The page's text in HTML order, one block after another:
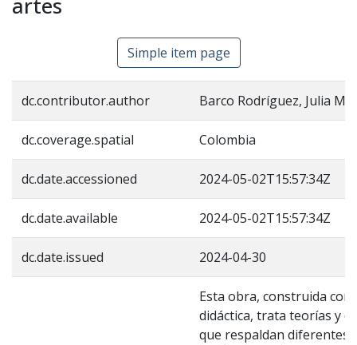
Simple item page
dc.contributor.author Barco Rodríguez, Julia
dc.coverage.spatial Colombia
dc.date.accessioned 2024-05-02T15:57:34Z
dc.date.available 2024-05-02T15:57:34Z
dc.date.issued 2024-04-30
Esta obra, construida con
didáctica, trata teorías y
que respaldan diferentes